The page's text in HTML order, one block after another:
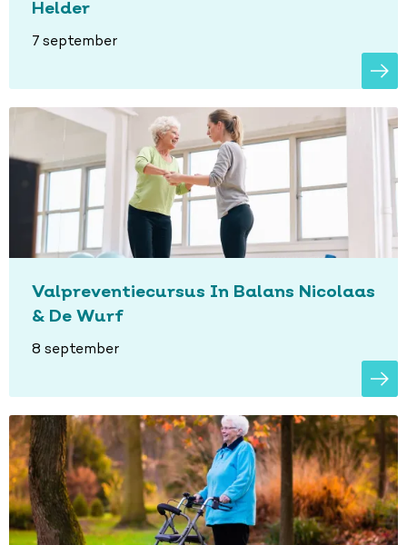
Helder
7 september
Valpreventiecursus In Balans Nicolaas
& De Wurf
8 september